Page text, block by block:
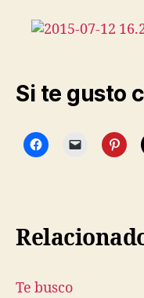
Si te gusto
Te busco